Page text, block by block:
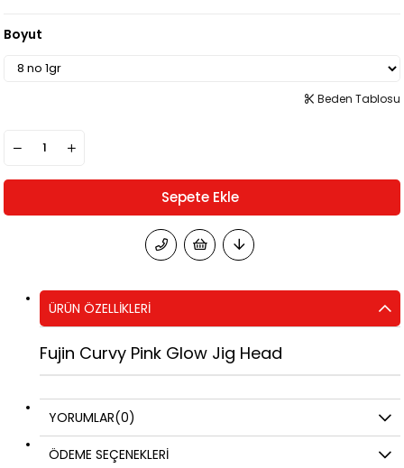
Boyut
Beden Tablosu
ÜRÜN ÖZELLIKLERI
Fujin Curvy Pink Glow Jig Head
YORUMLAR(0)
ÖDEME SEÇENEKLERI